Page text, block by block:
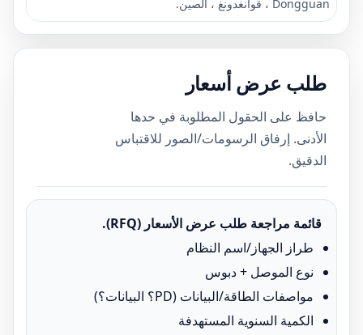
Dongguan ، قوانغدونغ ، الصين.
طلب عرض أسعار
حافظ على الحقول المطلوبة في حدها
الأدنى. إرفاق الرسومات/الصور للاقتباس
الدقيق.
قائمة مراجعة طلب عرض الأسعار (RFQ).
طراز الجهاز/اسم النظام
نوع الموصل + دبوس
مواصفات الطاقة/البيانات (PD؟ البيانات؟)
الكمية السنوية المستهدفة